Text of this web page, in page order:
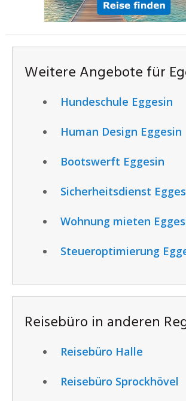
Weitere Angebote für
Hundeschule Eggesin
Human Design Eggesin
Bootswerft Eggesin
Sicherheitsdienst
Wohnung mieten
Steueroptimierung
Reisebüro in anderen
Reisebüro Halle
Reisebüro Sprockhövel